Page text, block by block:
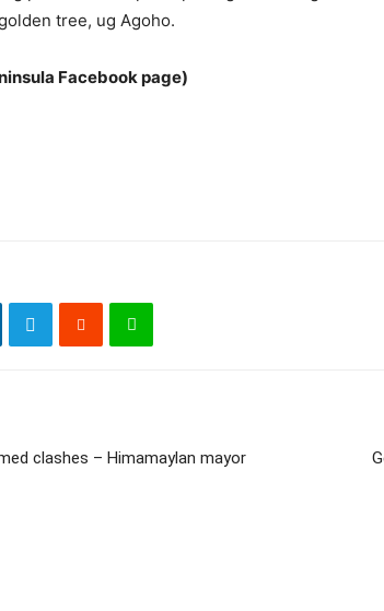
tree, ug Agoho.
Facebook page)
clashes – Himamaylan mayor